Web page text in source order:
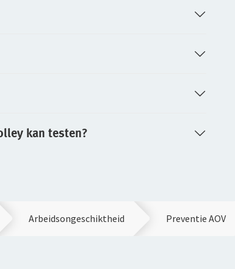
kan testen?
Arbeidsongeschiktheid Preventie AOV